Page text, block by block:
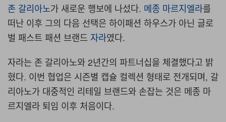
존 갈리아노가 새로운 행보에 나섰다. 메종 마르지엘라를
떠난 이후 그의 다음 선택은 하이패션 하우스가 아닌 글로
벌 패스트 패션 브랜드 자라였다.
자라는 존 갈리아노와 2년간의 파트너십을 체결했다고 밝
혔다. 이번 협업은 시즌별 캡슐 컬렉션 형태로 전개되며, 갈
리아노가 대중적인 리테일 브랜드와 손잡는 것은 메종 마
르지엘라 퇴임 이후 처음이다.